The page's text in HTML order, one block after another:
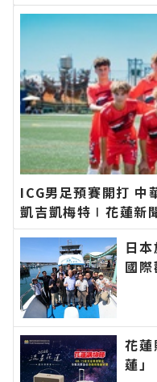
ICG男足預賽開打 中華台北花蓮縣2:2踢和匈牙利
凱吉凱梅特∣花蓮新
速的今日新聞報導
日
國
花
蓮